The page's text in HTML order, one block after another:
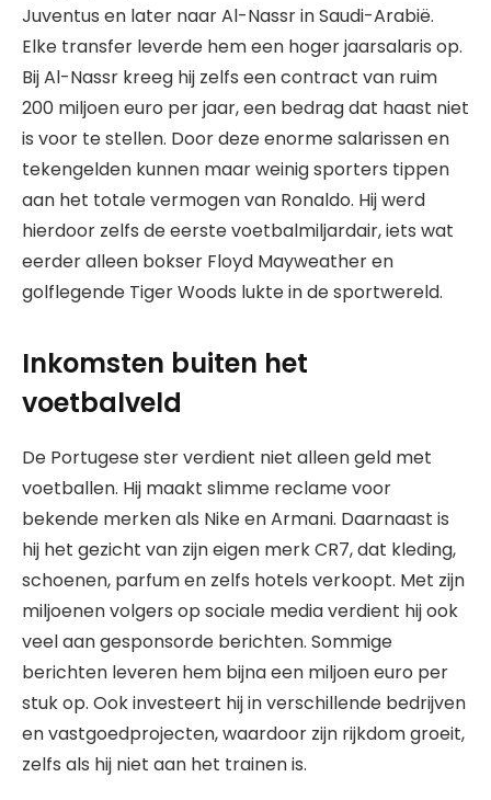
Juventus en later naar Al-Nassr in Saudi-Arabië.
Elke transfer leverde hem een hoger jaarsalaris op.
Bij Al-Nassr kreeg hij zelfs een contract van ruim
200 miljoen euro per jaar, een bedrag dat haast niet
is voor te stellen. Door deze enorme salarissen en
tekengelden kunnen maar weinig sporters tippen
aan het totale vermogen van Ronaldo. Hij werd
hierdoor zelfs de eerste voetbalmiljardair, iets wat
eerder alleen bokser Floyd Mayweather en
golflegende Tiger Woods lukte in de sportwereld.
Inkomsten buiten het
voetbalveld
De Portugese ster verdient niet alleen geld met
voetballen. Hij maakt slimme reclame voor
bekende merken als Nike en Armani. Daarnaast is
hij het gezicht van zijn eigen merk CR7, dat kleding,
schoenen, parfum en zelfs hotels verkoopt. Met zijn
miljoenen volgers op sociale media verdient hij ook
veel aan gesponsorde berichten. Sommige
berichten leveren hem bijna een miljoen euro per
stuk op. Ook investeert hij in verschillende bedrijven
en vastgoedprojecten, waardoor zijn rijkdom groeit,
zelfs als hij niet aan het trainen is.